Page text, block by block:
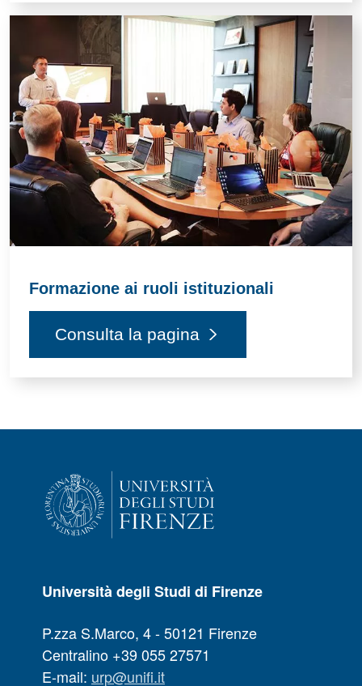
Formazione ai ruoli istituzionali
Consulta la pagina
Università degli Studi di Firenze
P.zza S.Marco, 4 - 50121 Firenze
Centralino +39 055 27571
E-mail: urp@unifi.it